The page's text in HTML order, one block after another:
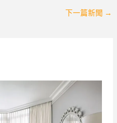
下一篇新聞 →